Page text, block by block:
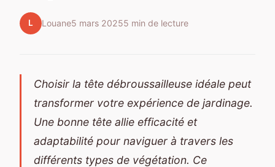
L Louane5 mars 20255 min de lecture
Choisir la tête débroussailleuse idéale peut
transformer votre expérience de jardinage.
Une bonne tête allie efficacité et
adaptabilité pour naviguer à travers les
différents types de végétation. Ce